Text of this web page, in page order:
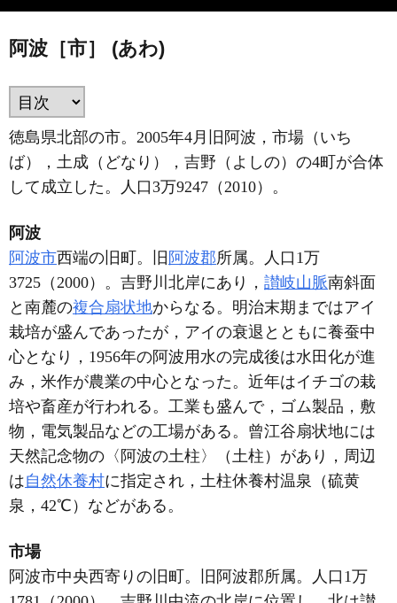
阿波［市］ (あわ)
徳島県北部の市。2005年4月旧阿波，市場（いち
ば），土成（どなり），吉野（よしの）の4町が合体
して成立した。人口3万9247（2010）。
阿波
阿波市西端の旧町。旧 阿波郡所属。人口1万
3725（2000）。吉野川北岸にあり， 讃岐山脈南斜面
と南麓の複合扇状地からなる。明治末期まではアイ
栽培が盛んであったが，アイの衰退とともに養蚕中
心となり，1956年の阿波用水の完成後は水田化が進
み，米作が農業の中心となった。近年はイチゴの栽
培や畜産が行われる。工業も盛んで，ゴム製品，敷
物，電気製品などの工場がある。曾江谷扇状地には
天然記念物の〈阿波の土柱〉（土柱）があり，周辺
は自然休養村に指定され，土柱休養村温泉（硫黄
泉，42℃）などがある。
市場
阿波市中央西寄りの旧町。旧阿波郡所属。人口1万